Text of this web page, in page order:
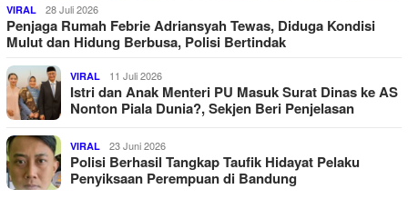
VIRAL 28 Juli 2026
Penjaga Rumah Febrie Adriansyah Tewas, Diduga Kondisi
Mulut dan Hidung Berbusa, Polisi Bertindak
VIRAL 11 Juli 2026
Istri dan Anak Menteri PU Masuk Surat Dinas ke AS
Nonton Piala Dunia?, Sekjen Beri Penjelasan
VIRAL 23 Juni 2026
Polisi Berhasil Tangkap Taufik Hidayat Pelaku
Penyiksaan Perempuan di Bandung